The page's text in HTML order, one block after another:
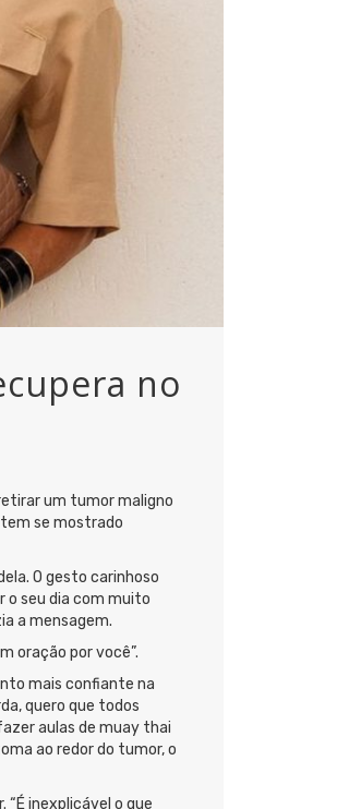
no
um tumor maligno
se mostrado
O gesto carinhoso
o seu dia com muito
a mensagem.
oração por você”.
mais confiante na
quero que todos
aulas de muay thai
ao redor do tumor, o
inexplicável o que